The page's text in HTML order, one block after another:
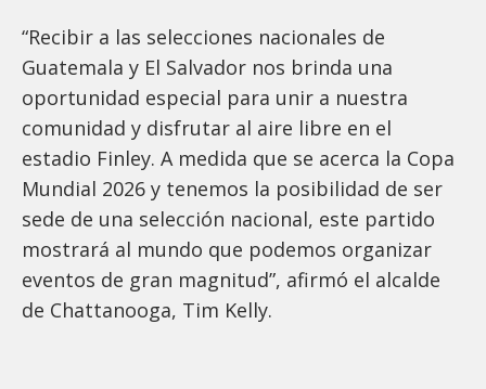
“Recibir a las selecciones nacionales de
Guatemala y El Salvador nos brinda una
oportunidad especial para unir a nuestra
comunidad y disfrutar al aire libre en el
estadio Finley. A medida que se acerca la Copa
Mundial 2026 y tenemos la posibilidad de ser
sede de una selección nacional, este partido
mostrará al mundo que podemos organizar
eventos de gran magnitud”, afirmó el alcalde
de Chattanooga, Tim Kelly.